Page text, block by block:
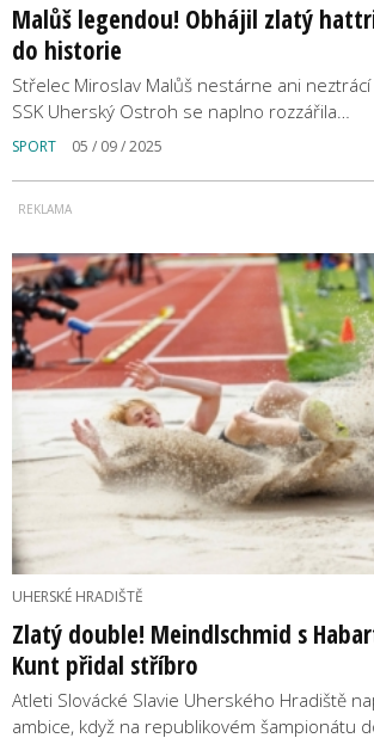
Malůš legendou! Obhájil zlatý
do historie
Střelec Miroslav Malůš nestárne ani neztrácí
SSK Uherský Ostroh se naplno rozzářila…
SPORT 05 / 09 / 2025
UHERSKÉ HRADIŠTĚ
Zlatý double! Meindlschmid s
Kunt přidal stříbro
Atleti Slovácké Slavie Uherského Hradiště
ambice, když na republikovém šampionátu